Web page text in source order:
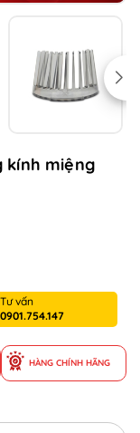
kính miệng
Tư vấn
0901.754.147
HÀNG CHÍNH HÃNG